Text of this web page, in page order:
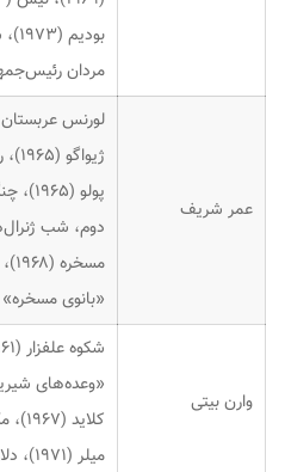
مردان رئیس‌جمهور (۱۹۷۶)، بروبیکر
عمر شریف
«بانوی مسخره» (۱۹۷۵)،
وارن بیتی
میلر (۱۹۷۱)، دلار (۱۹۷۱)، شامپو (۱۹۷۵)، و …